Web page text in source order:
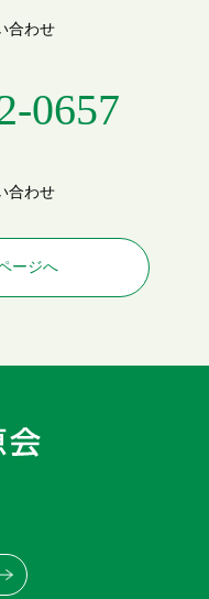
合わせ
0657
合わせ
ージへ